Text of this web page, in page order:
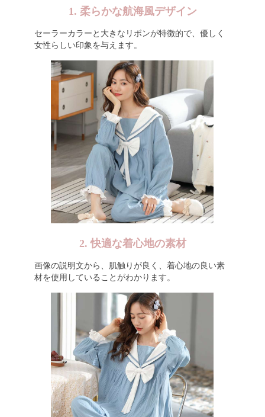
1. 柔らかな航海風デザイン
セーラーカラーと大きなリボンが特徴的で、優しく
女性らしい印象を与えます。
2. 快適な着心地の素材
画像の説明文から、肌触りが良く、着心地の良い素
材を使用していることがわかります。